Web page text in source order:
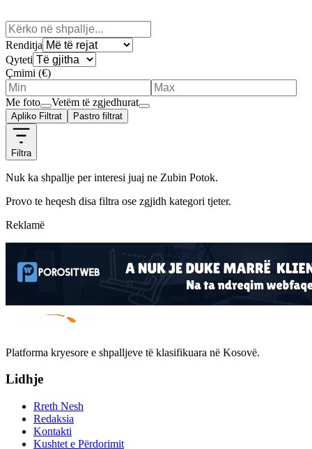
Renditja
Qyteti
Çmimi (€)
Me foto Vetëm të zgjedhurat
Apliko Filtrat Pastro filtrat
Filtra
Nuk ka shpallje perinteresi juaj ne Zubin Potok.
Provo te heqesh disa filtra ose zgjidh kategori tjeter.
Reklamë
Platforma kryesore e shpalljeve të klasifikuara në Kosovë.
Lidhje
Rreth Nesh
Redaksia
Kontakti
Kushtet e Përdorimit